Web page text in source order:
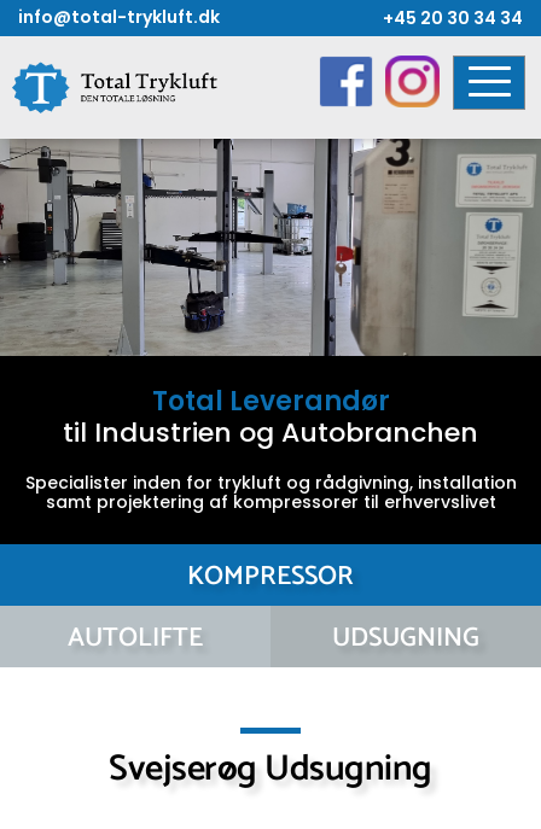
content
info@total-trykluft.dk +45 20 30 34 34
Total Leverandør
til Industrien og Autobranchen
Specialister inden for trykluft og rådgivning, installation
samt projektering af kompressorer til erhvervslivet
KOMPRESSOR
AUTOLIFTE
UDSUGNING
Svejserøg Udsugning